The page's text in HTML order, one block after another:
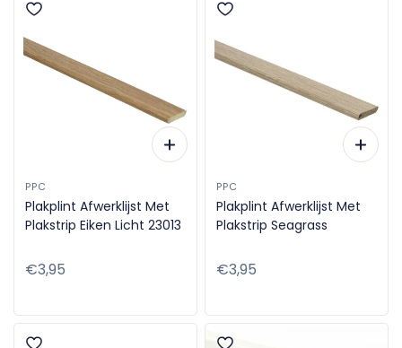
PPC
Plakplint Afwerklijst Met
Plakstrip Eiken Licht 23013
Normale
€3,95
PPC
Plakplint Afwerklijst Met
Plakstrip Seagrass
Normale
€3,95